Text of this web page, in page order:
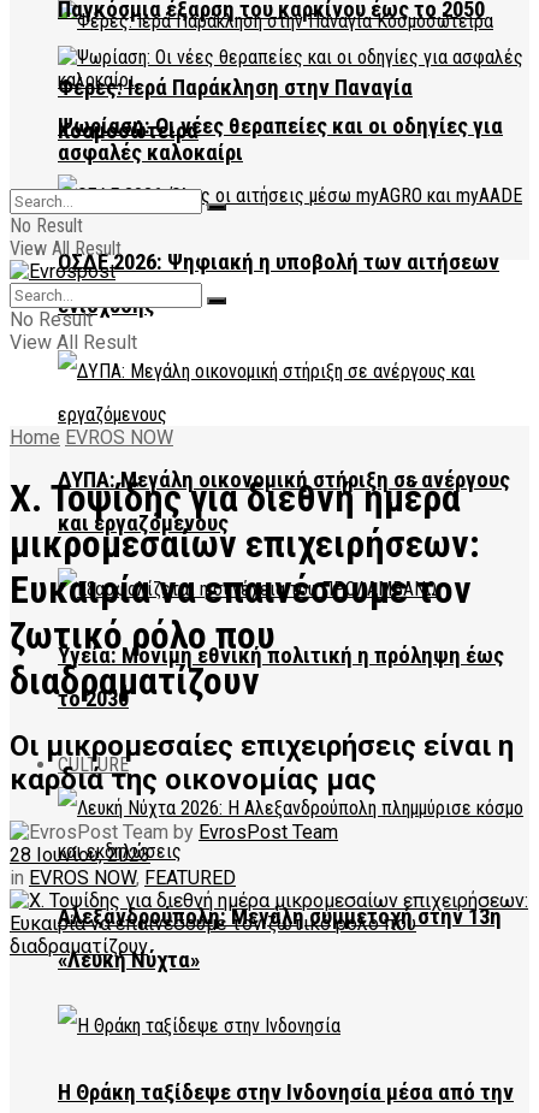
Φέρες: Ιερά Παράκληση στην Παναγία
Κοσμοσώτειρα
ΟΣΔΕ 2026: Ψηφιακή η υποβολή των αιτήσεων
ενίσχυσης
ΔΥΠΑ: Μεγάλη οικονομική στήριξη σε ανέργους
και εργαζόμενους
Υγεία: Μόνιμη εθνική πολιτική η πρόληψη έως
το 2030
CULTURE
Αλεξανδρούπολη: Μεγάλη συμμετοχή στην 13η
«Λευκή Νύχτα»
Η Θράκη ταξίδεψε στην Ινδονησία μέσα από την
Παγκόσμια έξαρση του καρκίνου έως το 2050
Ψωρίαση: Οι νέες θεραπείες και οι οδηγίες για
ασφαλές καλοκαίρι
No Result
View All Result
No Result
View All Result
Home EVROS NOW
Χ. Τοψίδης για διεθνή ημέρα
μικρομεσαίων επιχειρήσεων:
Ευκαιρία να επαινέσουμε τον
ζωτικό ρόλο που
διαδραματίζουν
Οι μικρομεσαίες επιχειρήσεις είναι η
καρδιά της οικονομίας μας
by EvrosPost Team
28 Ιουνίου, 2023
in EVROS NOW, FEATURED